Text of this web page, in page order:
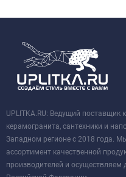
UPLITKA.RU: Ведущий поставщик
керамогранита, сантехники и
Западном регионе с 2018 года.
ассортимент качественной
производителей и осуществляем